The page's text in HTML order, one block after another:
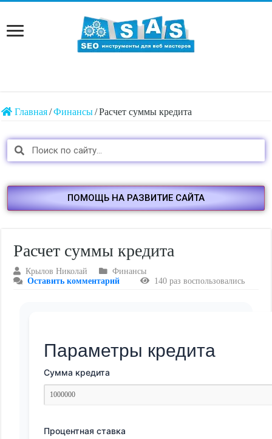
Главная/Финансы/Расчет суммы кредита
ПОМОЩЬ НА РАЗВИТИЕ САЙТА
Расчет суммы кредита
Крылов Николай
Финансы
Оставить комментарий
140 раз воспользовались
Параметры кредита
Сумма кредита
Процентная ставка